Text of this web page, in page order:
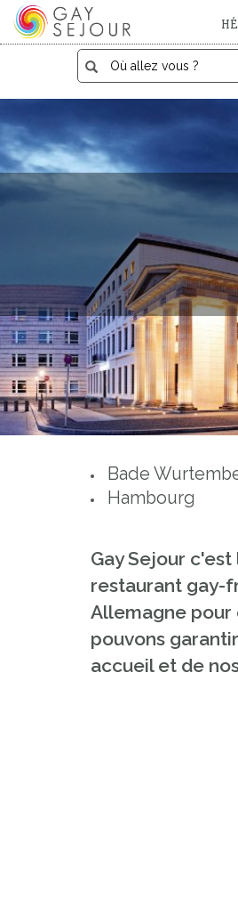
Bade
Hambourg
Gay Sejour
restaurant gay-
Allemagne pour
pouvons
accueil et de